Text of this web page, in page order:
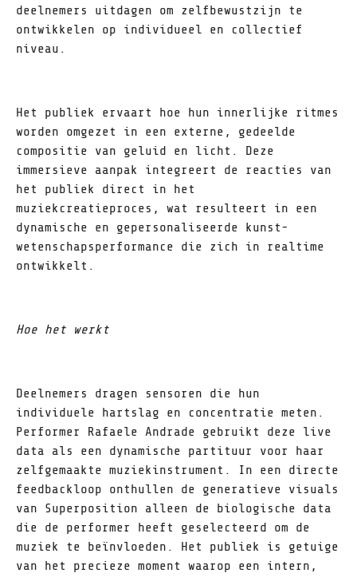
deelnemers uitdagen om zelfbewustzijn te
ontwikkelen op individueel en collectief
niveau.
Het publiek ervaart hoe hun innerlijke ritmes
worden omgezet in een externe, gedeelde
compositie van geluid en licht. Deze
immersieve aanpak integreert de reacties van
het publiek direct in het
muziekcreatieproces, wat resulteert in een
dynamische en gepersonaliseerde kunst-
wetenschapsperformance die zich in realtime
ontwikkelt.
Hoe het werkt
Deelnemers dragen sensoren die hun
individuele hartslag en concentratie meten.
Performer Rafaele Andrade gebruikt deze live
data als een dynamische partituur voor haar
zelfgemaakte muziekinstrument. In een directe
feedbackloop onthullen de generatieve visuals
van Superposition alleen de biologische data
die de performer heeft geselecteerd om de
muziek te beïnvloeden. Het publiek is getuige
van het precieze moment waarop een intern,